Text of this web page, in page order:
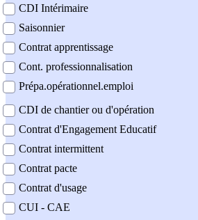
CDI Intérimaire
Saisonnier
Contrat apprentissage
Cont. professionnalisation
Prépa.opérationnel.emploi
CDI de chantier ou d'opération
Contrat d'Engagement Educatif
Contrat intermittent
Contrat pacte
Contrat d'usage
CUI - CAE